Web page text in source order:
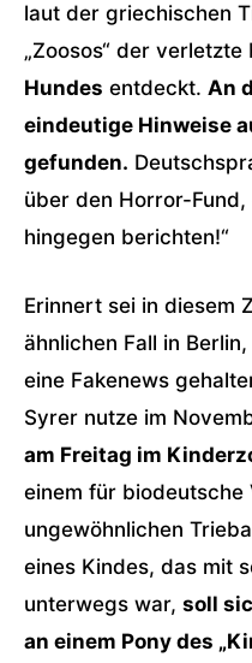
laut der griechischen
„Zoosos“ der verletzte
Hundes entdeckt. An
eindeutige Hinweise
gefunden.
über den Horror-
hingegen berichten!“
Erinnert sei in diesem
ähnlichen Fall in
eine Fakenews
Syrer nutze im
am Freitag im
einem für biodeutsche
ungewöhnlichen
eines Kindes, das mit
unterwegs war, soll
an einem Pony des